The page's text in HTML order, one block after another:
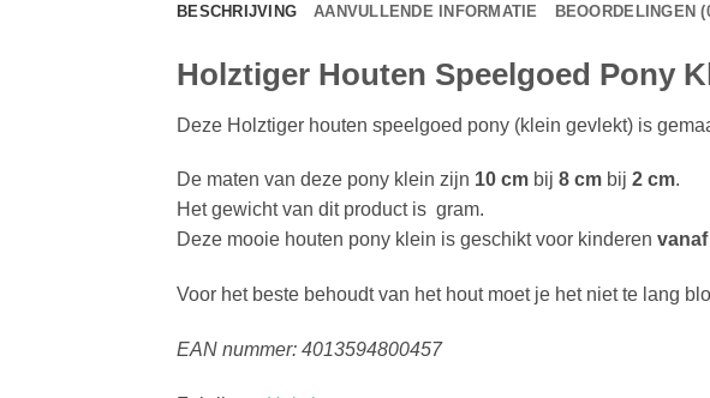
BESCHRIJVING AANVULLENDE INFORMATIE BEOORDELINGEN
Holztiger Houten Speelgoed Pony
Deze Holztiger houten speelgoed pony (klein gevlekt) is
De maten van deze pony klein zijn 10 cm bij 8 cm bij 2 cm.
Het gewicht van dit product is gram.
Deze mooie houten pony klein is geschikt voor kinderen
Voor het beste behoudt van het hout moet je het niet te lang
EAN nummer: 4013594800457